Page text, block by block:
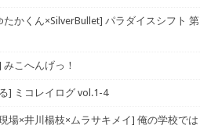
たかくん×SilverBullet] パラダイスシフト 第
こへんげっ！
] ミコレイログ vol.1-4
場×井川楊枝×ムラサキメイ] 俺の学校では